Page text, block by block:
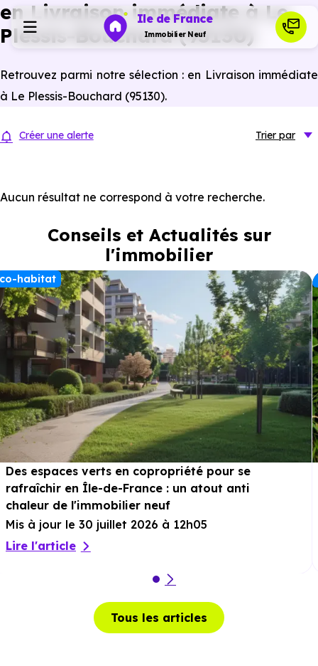
Ile de France
Immobilier Neuf
Programmes neufs
Habiter
Financer
en Livraison immédiate à Le
Plessis-Bouchard (95130)
Retrouvez parmi notre sélection : en Livraison immédiate
à Le Plessis-Bouchard (95130).
Créer une alerte Trier par
Aucun résultat ne correspond à votre recherche.
Conseils et Actualités sur
l'immobilier
habitat
Des espaces verts en copropriété pour se
rafraîchir en Île-de-France : un atout anti
chaleur de l'immobilier neuf
Mis à jour le 30 juillet 2026 à 12h05
Lire l'article
Tous les articles